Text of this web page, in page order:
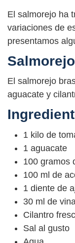
El salmorejo ha
variaciones de
presentamos
El salmorejo
aguacate y
1 kilo de
1 aguacate
100 gramos
100 ml de
1 diente de
30 ml de
Cilantro
Sal al gusto